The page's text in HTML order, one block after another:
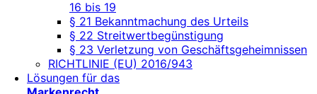
16 bis 19
§ 21 Bekanntmachung des Urteils
§ 22 Streitwertbegünstigung
§ 23 Verletzung von Geschäftsgeheimnissen
RICHTLINIE (EU) 2016/943
Lösungen für das